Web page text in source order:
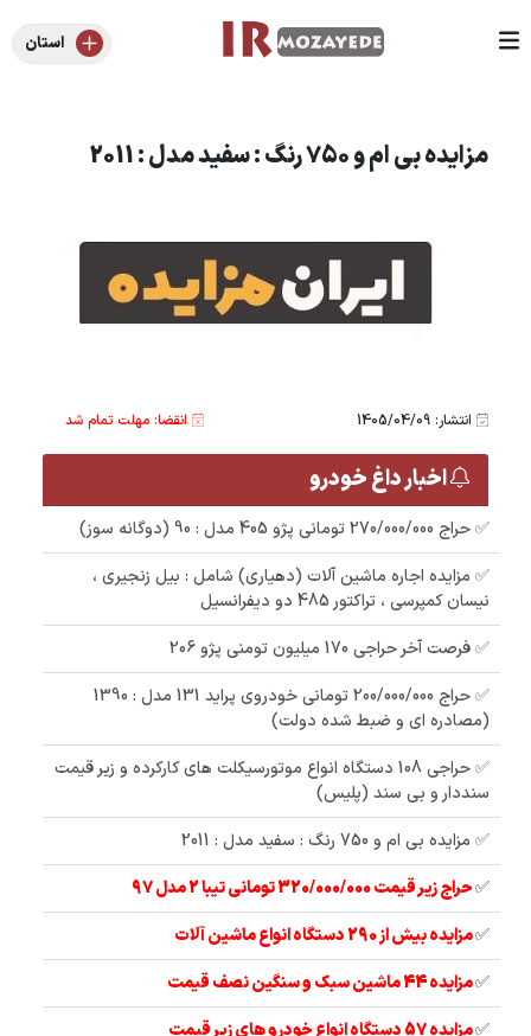
استان
مزایده بی ام و 750 رنگ : سفید مدل : 2011
انتشار: 1405/04/09 انقضا: مهلت تمام شد
اخبار داغ خودرو
✅ حراج 270/000/000 تومانی پژو 405 مدل : 90 (دوگانه سوز)
✅ مزایده اجاره ماشین آلات (دهیاری) شامل : بیل زنجیری ،
نیسان کمپرسی ، تراکتور 485 دو دیفرانسیل
✅ فرصت آخر حراجی 170 میلیون تومنی پژو 206
✅ حراج 200/000/000 تومانی خودروی پراید 131 مدل : 1390
(مصادره ای و ضبط شده دولت)
✅ حراجی 108 دستگاه انواع موتورسیکلت های کارکرده و زیر قیمت
سنددار و بی سند (پلیس)
✅ مزایده بی ام و 750 رنگ : سفید مدل : 2011
✅حراج زیر قیمت 320/000/000 تومانی تیبا 2 مدل 97
✅مزایده بیش از 290 دستگاه انواع ماشین آلات
✅مزایده 44 ماشین سبک و سنگین نصف قیمت
✅مزایده 57 دستگاه انواع خودرو های زیر قیمت